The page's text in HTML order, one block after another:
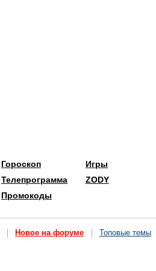
Гороскоп
Телепрограмма
Промокоды
Игры
ZODY
Новое на форуме Топовые темы